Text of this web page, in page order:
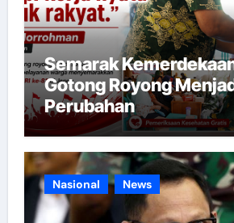
Semarak
Gotong Royong
Perubahan
Nasional News